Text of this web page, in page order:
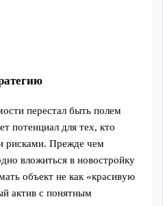
перестал быть полем
потенциал для тех, кто
рисками. Прежде чем
вложиться в новостройку
объект не как «красивую
актив с понятным